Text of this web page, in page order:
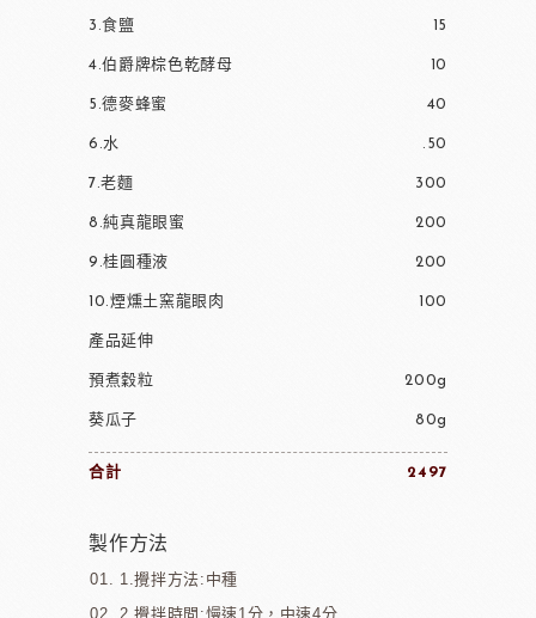
3.食鹽 15
4.伯爵牌棕色乾酵母 10
5.德麥蜂蜜 40
6.水 .50
7.老麵 300
8.純真龍眼蜜 200
9.桂圓種液 200
10.煙燻土窯龍眼肉 100
產品延伸
預煮穀粒 200g
葵瓜子 80g
合計 2497
製作方法
1.攪拌方法:中種
2.攪拌時間:慢速1分，中速4分